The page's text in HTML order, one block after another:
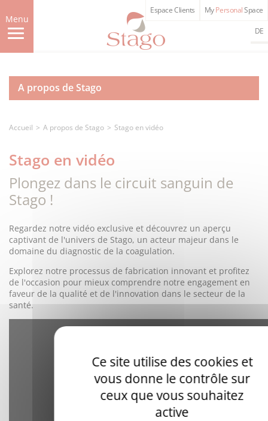
au
contenu
principal
Menu
Espace Clients MyPersonalSpace
DE
A propos de Stago
Accueil A propos de Stago Stago en vidéo
Stago en vidéo
Plongez dans le circuit sanguin de
Stago !
Regardez notre vidéo exclusive et découvrez un aperçu
captivant de l'univers de Stago, un acteur majeur dans le
domaine du diagnostic de la coagulation.
Explorez notre processus de fabrication innovant et profitez
de l'occasion pour mieux comprendre notre engagement en
faveur de la qualité et de l'innovation dans le secteur de la
santé.
Ce site utilise des cookies et
vous donne le contrôle sur
ceux que vous souhaitez
active